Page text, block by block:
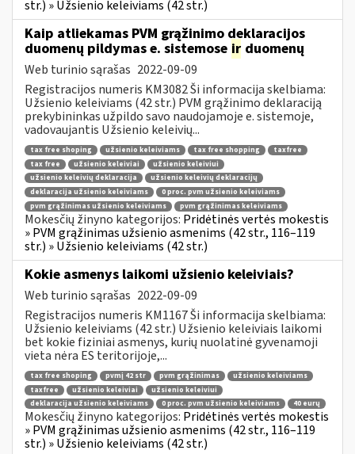
str.) » Užsienio keleiviams (42 str.)
Kaip atliekamas PVM grąžinimo deklaracijos
duomenų pildymas e. sistemose ir duomenų
Web turinio sąrašas 2022-09-09
Registracijos numeris KM3082 Ši informacija skelbiama:
Užsienio keleiviams (42 str.) PVM grąžinimo deklaraciją
prekybininkas užpildo savo naudojamoje e. sistemoje,
vadovaujantis Užsienio keleivių...
tax free shoping užsienio keleiviams tax free shopping
taxfree
tax free
užsienio keleiviai
užsienio keleiviui
užsienio keleivių deklaracija
užsienio keleivių deklaracijų
deklaracija užsienio keleiviams
0 proc. pvm užsienio keleiviams
pvm grąžinimas užsienio keleiviams
pvm grąžinimas keleiviams
Mokesčių žinyno kategorijos: Pridėtinės vertės mokestis
» PVM grąžinimas užsienio asmenims (42 str., 116–119
str.) » Užsienio keleiviams (42 str.)
Kokie asmenys laikomi užsienio keleiviais?
Web turinio sąrašas 2022-09-09
Registracijos numeris KM1167 Ši informacija skelbiama:
Užsienio keleiviams (42 str.) Užsienio keleiviais laikomi
bet kokie fiziniai asmenys, kurių nuolatinė gyvenamoji
vieta nėra ES teritorijoje,...
tax free shoping pvmį 42 str pvm grąžinimas
užsienio keleiviams
taxfree
užsienio keleiviai
užsienio keleiviui
deklaracija užsienio keleiviams
0 proc. pvm užsienio keleiviams 40 eurų
Mokesčių žinyno kategorijos: Pridėtinės vertės mokestis
» PVM grąžinimas užsienio asmenims (42 str., 116–119
str.) » Užsienio keleiviams (42 str.)